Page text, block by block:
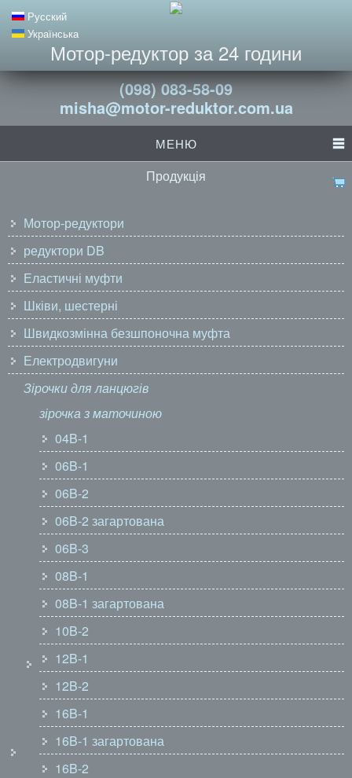
Русский
Українська
Мотор-редуктор за 24 години
(098) 083-58-09
misha@motor-reduktor.com.ua
МЕНЮ
Продукція
Мотор-редуктори
редуктори DB
Еластичні муфти
Шківи, шестерні
Швидкозмінна безшпоночна муфта
Електродвигуни
Зірочки для ланцюгів
зірочка з маточиною
04B-1
06B-1
06B-2
06B-2 загартована
06B-3
08B-1
08B-1 загартована
10B-2
12B-1
12B-2
16B-1
16B-1 загартована
16B-2